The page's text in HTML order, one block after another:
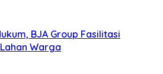
BJA Group Fasilitasi
Warga